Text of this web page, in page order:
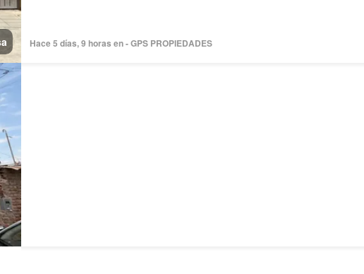
Hace 5 días, 9 horas en - GPS PROPIEDADES